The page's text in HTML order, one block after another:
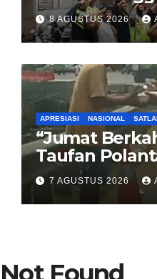
Karib BSD
Kibarkan
8 AGUSTUS 2026
APRESIASI NASIONAL
“Jumat
Taufan
Bagikan Nasi
Sopir Truk
00 Pondok
7 AGUSTUS 2026
Not Found